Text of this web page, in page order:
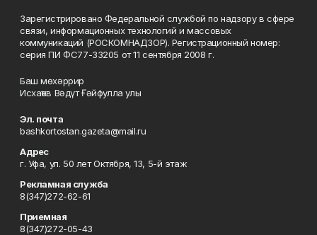
Зарегистрировано Федеральной службой по надзору в сфере
связи, информационных технологий и массовых
коммуникаций (РОСКОМНАДЗОР). Регистрационный номер:
серия ПИ ФС77-33205 от 11 сентября 2008 г.
Баш мөхәррир
Исхаҡов Вәдүт Ғәйфулла улы
Эл. почта
bashkortostan.gazeta@mail.ru
Адрес
г. Уфа, ул. 50 лет Октября, 13, 5-й этаж
Рекламная служба
8(347)272-62-61
Приемная
8(347)272-05-43